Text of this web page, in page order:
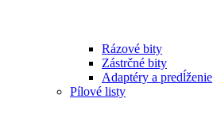
Rázové bity
Zástrčné bity
Adaptéry a predĺženie
Pílové listy